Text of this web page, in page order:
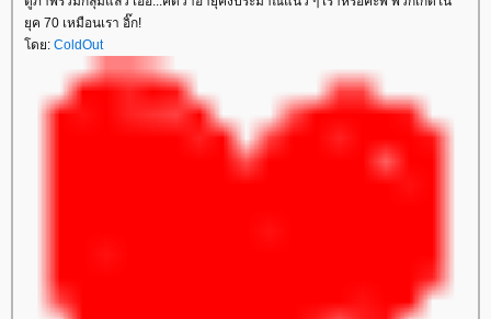
ุค 70 เหมือนเรา อิ๊ก!
ดย: ColdOut